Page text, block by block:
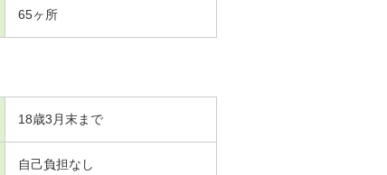
65ヶ所
18歳3月末まで
自己負担なし